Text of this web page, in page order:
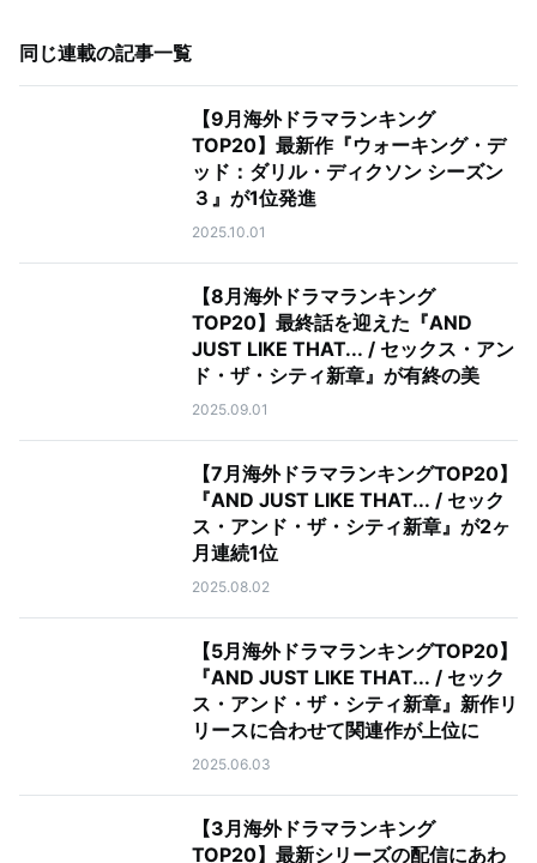
同じ連載の記事一覧
【9月海外ドラマランキング
TOP20】最新作『ウォーキング・デ
ッド：ダリル・ディクソン シーズン
３』が1位発進
2025.10.01
【8月海外ドラマランキング
TOP20】最終話を迎えた『AND
JUST LIKE THAT... / セックス・アン
ド・ザ・シティ新章』が有終の美
2025.09.01
【7月海外ドラマランキングTOP20】
『AND JUST LIKE THAT... / セック
ス・アンド・ザ・シティ新章』が2ヶ
月連続1位
2025.08.02
【5月海外ドラマランキングTOP20】
『AND JUST LIKE THAT... / セック
ス・アンド・ザ・シティ新章』新作リ
リースに合わせて関連作が上位に
2025.06.03
【3月海外ドラマランキング
TOP20】最新シリーズの配信にあわ